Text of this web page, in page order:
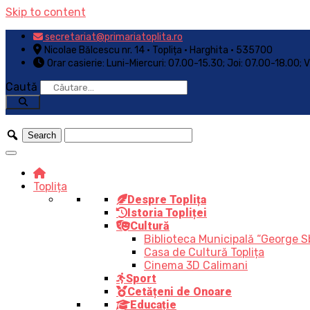
Skip to content
secretariat@primariatoplita.ro
Nicolae Bălcescu nr. 14 • Toplița • Harghita • 535700
Orar casierie: Luni-Miercuri: 07.00-15.30; Joi: 07.00-18.00;
Caută
Toplița
Despre Toplița
Istoria Topliței
Cultură
Biblioteca Municipală “George
Casa de Cultură Toplița
Cinema 3D Calimani
Sport
Cetățeni de Onoare
Educație